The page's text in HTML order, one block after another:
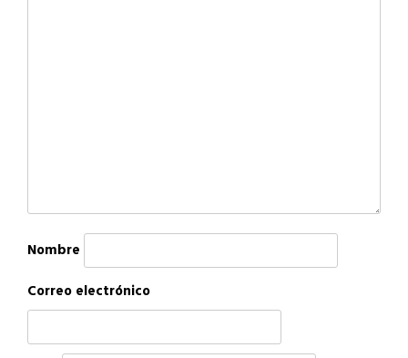
Nombre
Correo electrónico